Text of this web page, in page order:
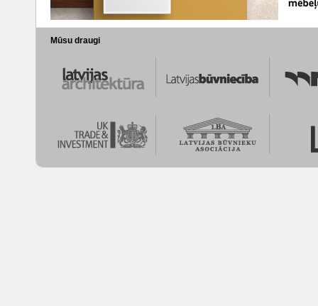
Mūsu draugi